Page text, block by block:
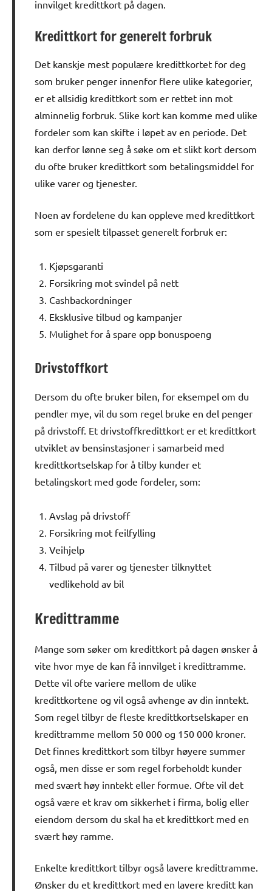
innvilget kredittkort på dagen.
Kredittkort for generelt forbruk
Det kanskje mest populære kredittkortet for deg
som bruker penger innenfor flere ulike kategorier,
er et allsidig kredittkort som er rettet inn mot
alminnelig forbruk. Slike kort kan komme med ulike
fordeler som kan skifte i løpet av en periode. Det
kan derfor lønne seg å søke om et slikt kort dersom
du ofte bruker kredittkort som betalingsmiddel for
ulike varer og tjenester.
Noen av fordelene du kan oppleve med kredittkort
som er spesielt tilpasset generelt forbruk er:
Kjøpsgaranti
Forsikring mot svindel på nett
Cashbackordninger
Eksklusive tilbud og kampanjer
Mulighet for å spare opp bonuspoeng
Drivstoffkort
Dersom du ofte bruker bilen, for eksempel om du
pendler mye, vil du som regel bruke en del penger
på drivstoff. Et drivstoffkredittkort er et kredittkort
utviklet av bensinstasjoner i samarbeid med
kredittkortselskap for å tilby kunder et
betalingskort med gode fordeler, som:
Avslag på drivstoff
Forsikring mot feilfylling
Veihjelp
Tilbud på varer og tjenester tilknyttet
vedlikehold av bil
Kredittramme
Mange som søker om kredittkort på dagen ønsker å
vite hvor mye de kan få innvilget i kredittramme.
Dette vil ofte variere mellom de ulike
kredittkortene og vil også avhenge av din inntekt.
Som regel tilbyr de fleste kredittkortselskaper en
kredittramme mellom 50 000 og 150 000 kroner.
Det finnes kredittkort som tilbyr høyere summer
også, men disse er som regel forbeholdt kunder
med svært høy inntekt eller formue. Ofte vil det
også være et krav om sikkerhet i firma, bolig eller
eiendom dersom du skal ha et kredittkort med en
svært høy ramme.
Enkelte kredittkort tilbyr også lavere kredittramme.
Ønsker du et kredittkort med en lavere kreditt kan